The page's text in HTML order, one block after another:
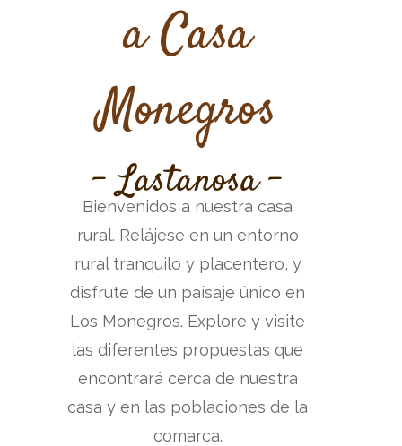
a Casa
Monegros
- Lastanosa -
Bienvenidos a nuestra casa
rural. Relájese en un entorno
rural tranquilo y placentero, y
disfrute de un paisaje único en
Los Monegros. Explore y visite
las diferentes propuestas que
encontrará cerca de nuestra
casa y en las poblaciones de la
comarca.